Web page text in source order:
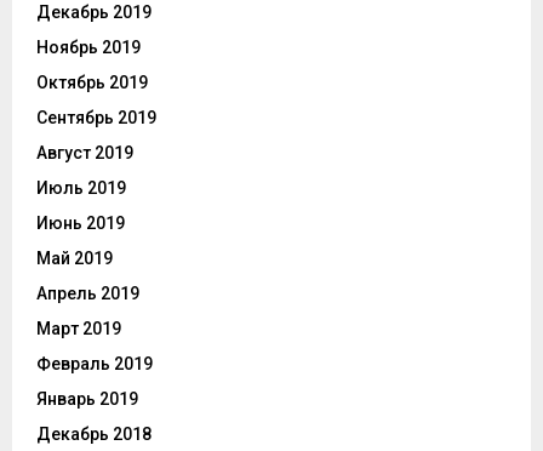
Декабрь 2019
Ноябрь 2019
Октябрь 2019
Сентябрь 2019
Август 2019
Июль 2019
Июнь 2019
Май 2019
Апрель 2019
Март 2019
Февраль 2019
Январь 2019
Декабрь 2018